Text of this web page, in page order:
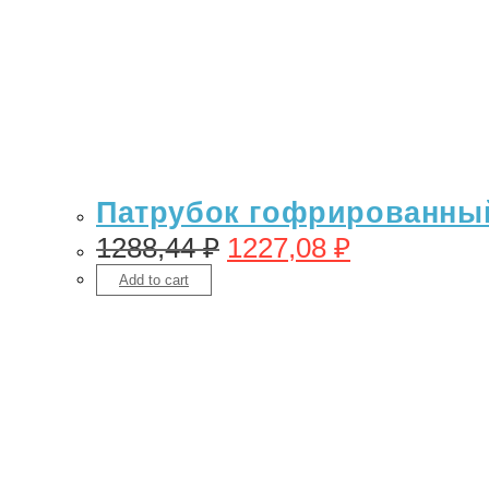
Патрубок
1288,44₽ 1227,08 ₽
Add to cart